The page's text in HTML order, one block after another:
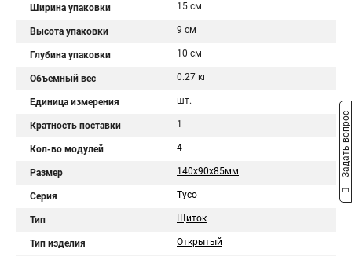
Ширина упаковки 15 см
Высота упаковки 9 см
Глубина упаковки 10 см
Объемный вес 0.27 кг
Единица измерения шт.
Кратность поставки 1
Кол-во модулей 4
Размер 140х90х85мм
Серия Тусо
Тип Щиток
Тип изделия Открытый
Задать вопрос